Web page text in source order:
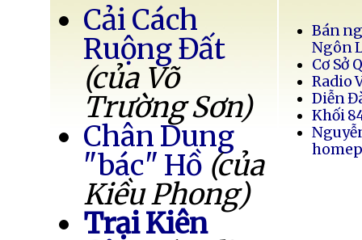
Cải Cách
Ruộng Đất
(của Võ
Trường Sơn)
Chân Dung
"bác" Hồ (của
Kiều Phong)
Trại Kiên
Bán
Ngôn
Cơ Sở
Radio
Diễn
Khối